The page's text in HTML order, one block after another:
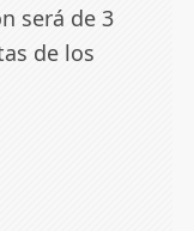
será de 3
de los